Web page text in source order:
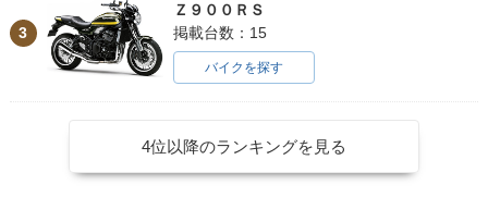
3
Ｚ９００ＲＳ
掲載台数：15
バイクを探す
4位以降のランキングを見る